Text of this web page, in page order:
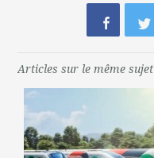
Articles sur le même sujet